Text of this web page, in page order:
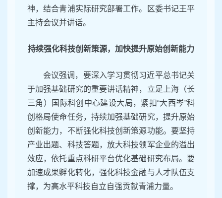
神，结合青浦实际研究部署工作。区委书记王平
主持会议并讲话。
持续强化科技创新策源，加快提升原始创新能力
会议强调，要深入学习贯彻习近平总书记关
于加强基础研究的重要讲话精神，立足上海（长
三角）国际科创中心建设大局，紧扣“大西岑”科
创格局使命任务，持续加强基础研究，提升原始
创新能力，不断强化科技创新策源功能。要坚持
产业出题、科技答题，放大科技领军企业的溢出
效应，依托重点科研平台优化基础研究布局。要
加速成果孵化转化，强化科技金融与人才队伍支
撑，为高水平科技自立自强贡献青浦力量。